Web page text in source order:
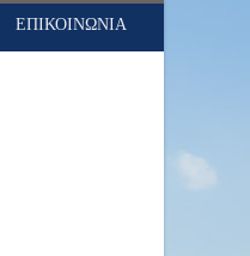
ΕΠΙΚΟΙΝΩΝΙΑ